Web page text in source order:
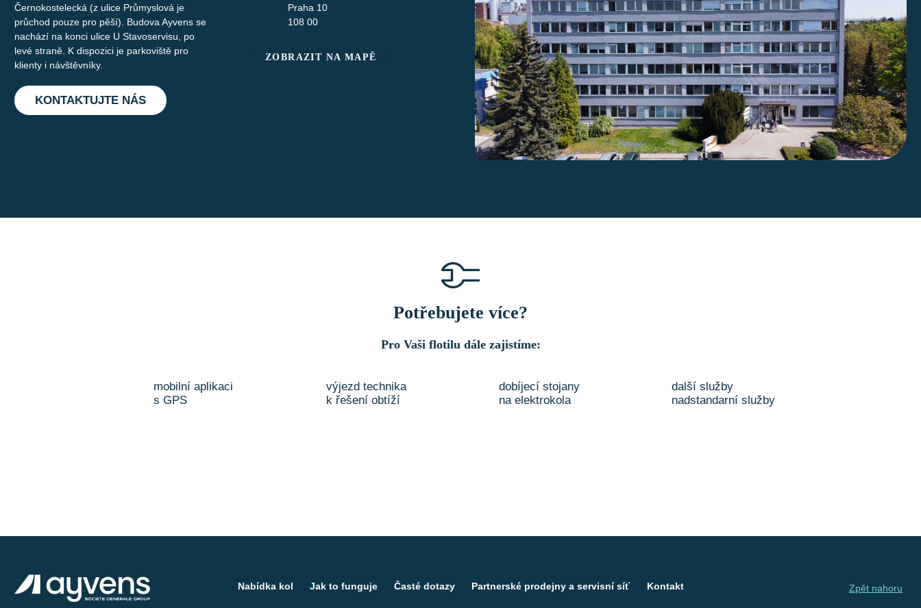
Černokostelecká (z ulice Průmyslová je
průchod pouze pro pěší). Budova Ayvens se
nachází na konci ulice U Stavoservisu, po
levé straně. K dispozici je parkoviště pro
klienty i návštěvníky.
KONTAKTUJTE NÁS
Praha 10
108 00
ZOBRAZIT NA MAPĚ
Potřebujete více?
Pro Vaši flotilu dále zajistíme:
mobilní aplikaci
s GPS
výjezd technika
k řešení obtíží
dobíjecí stojany
na elektrokola
další služby
nadstandarní služby
Nabídka kol Jak to funguje Časté dotazy Partnerské prodejny a servisní síť Kontakt Zpět nahoru